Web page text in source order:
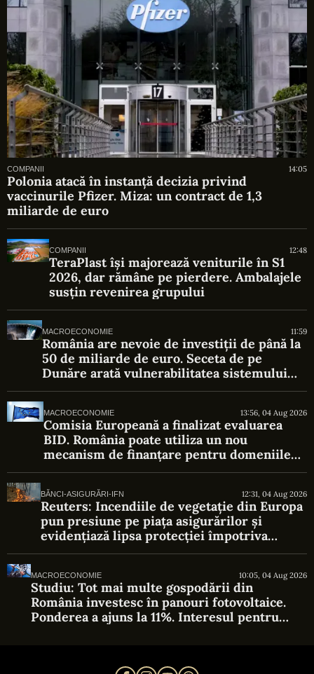
COMPANII 14:05
Polonia atacă în instanță decizia privind
vaccinurile Pfizer. Miza: un contract de 1,3
miliarde de euro
COMPANII 12:48
TeraPlast își majorează veniturile în S1
2026, dar rămâne pe pierdere. Ambalajele
susțin revenirea grupului
MACROECONOMIE 11:59
România are nevoie de investiții de până la
50 de miliarde de euro. Seceta de pe
Dunăre arată vulnerabilitatea sistemului
energetic
MACROECONOMIE 13:56, 04 Aug 2026
Comisia Europeană a finalizat evaluarea
BID. România poate utiliza un nou
mecanism de finanțare pentru domeniile
strategice
BĂNCI-ASIGURĂRI-IFN 12:31, 04 Aug 2026
Reuters: Incendiile de vegetație din Europa
pun presiune pe piața asigurărilor și
evidențiază lipsa protecției împotriva
riscurilor climatice
MACROECONOMIE 10:05, 04 Aug 2026
Studiu: Tot mai multe gospodării din
România investesc în panouri fotovoltaice.
Ponderea a ajuns la 11%. Interesul pentru